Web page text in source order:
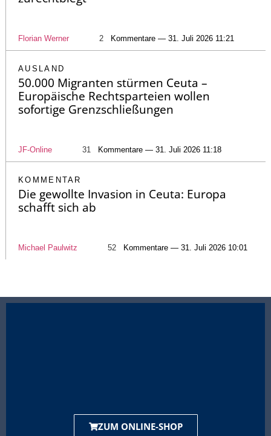
Florian Werner 2 Kommentare — 31. Juli 2026 11:21
AUSLAND
50.000 Migranten stürmen Ceuta –
Europäische Rechtsparteien wollen
sofortige Grenzschließungen
JF-Online 31 Kommentare — 31. Juli 2026 11:18
KOMMENTAR
Die gewollte Invasion in Ceuta: Europa
schafft sich ab
Michael Paulwitz 52 Kommentare — 31. Juli 2026 10:01
ZUM ONLINE-SHOP